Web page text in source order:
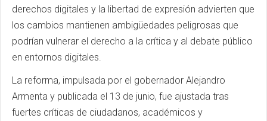
derechos digitales y la libertad de expresión advierten que
los cambios mantienen ambigüedades peligrosas que
podrían vulnerar el derecho a la crítica y al debate público
en entornos digitales.
La reforma, impulsada por el gobernador Alejandro
Armenta y publicada el 13 de junio, fue ajustada tras
fuertes críticas de ciudadanos, académicos y